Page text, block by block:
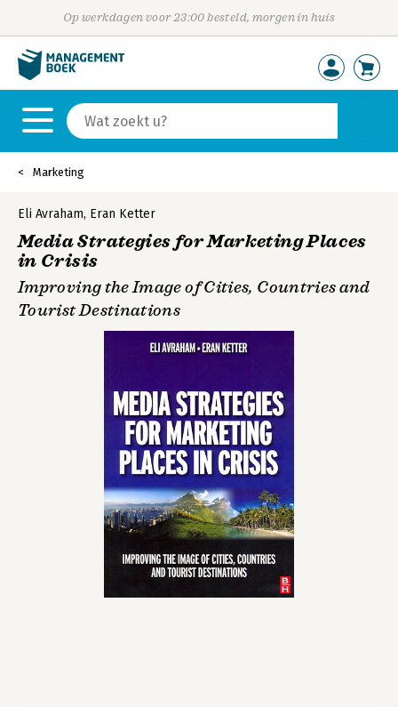
Op werkdagen voor 23:00 besteld, morgen in huis
Marketing
Eli Avraham, Eran Ketter
Media Strategies for Marketing Places
in Crisis
Improving the Image of Cities, Countries and
Tourist Destinations